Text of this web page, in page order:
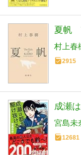
夏帆
村上春
2915
成瀬
宮島未
12681